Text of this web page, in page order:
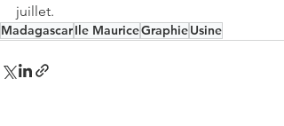
juillet.
MadagascarIle MauriceGraphieUsine